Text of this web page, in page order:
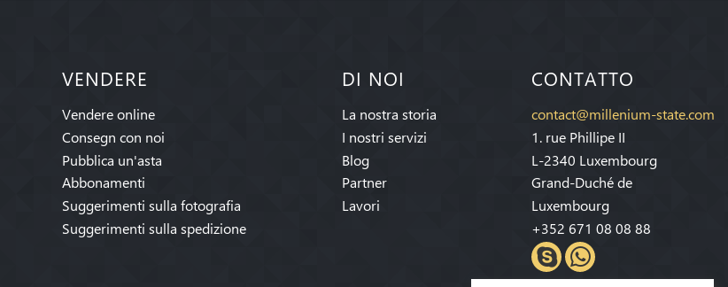
VENDERE
Vendere online
Consegn con noi
Pubblica un'asta
Abbonamenti
Suggerimenti sulla fotografia
Suggerimenti sulla spedizione
DI NOI
La nostra storia
I nostri servizi
Blog
Partner
Lavori
CONTATTO
contact@millenium-state.com
1. rue Phillipe II
L-2340 Luxembourg
Grand-Duché de
Luxembourg
+352 671 08 08 88